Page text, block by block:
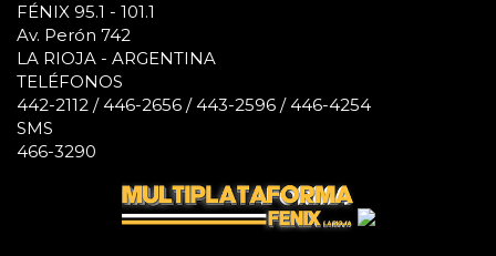
FÉNIX 95.1 - 101.1
Av. Perón 742
LA RIOJA - ARGENTINA
TELÉFONOS
442-2112 / 446-2656 / 443-2596 / 446-4254
SMS
466-3290